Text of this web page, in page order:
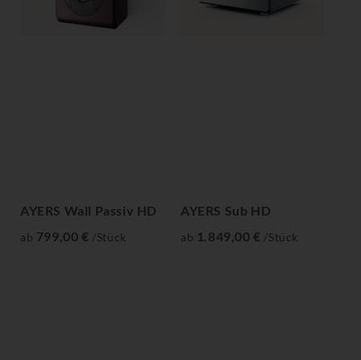
AYERS Wall Passiv HD
ab 799,00 € /Stück
AYERS Sub HD
ab 1.849,00 € /Stück